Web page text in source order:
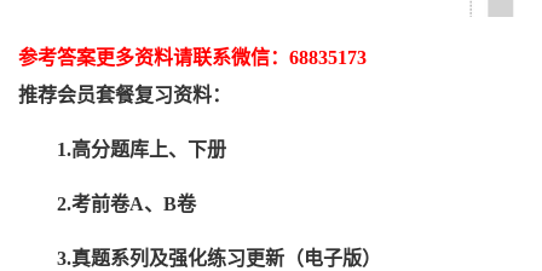
参考答案更多资料请联系微信： 68835173
推荐会员套餐复习资料：
1.高分题库上、下册
2.考前卷A、B卷
3.真题系列及强化练习更新（电子版）